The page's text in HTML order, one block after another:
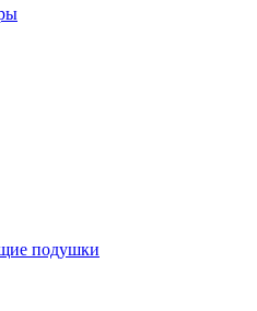
подушки